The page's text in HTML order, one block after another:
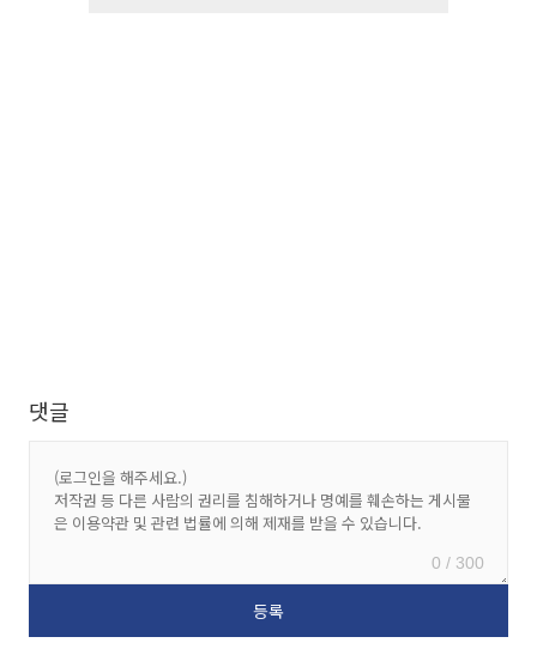
댓글
0 / 300